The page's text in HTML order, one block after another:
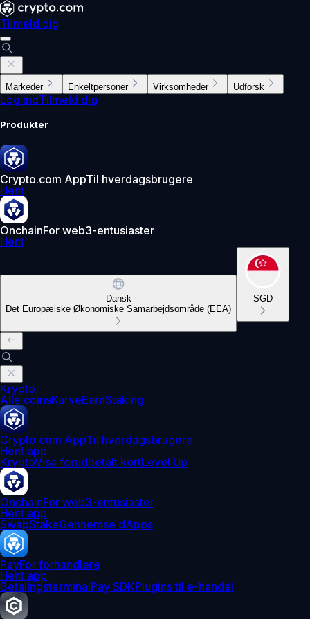
Tilmeld dig
Markeder Enkeltpersoner Virksomheder Udforsk
Log indTilmeld dig
Produkter
Crypto.com AppTil hverdagsbrugere
Hent
OnchainFor web3-entusiaster
Hent
Dansk
Det Europæiske Økonomiske Samarbejdsområde (EEA)
SGD
Krypto
Alle coinsKurveEarnStaking
Crypto.com AppTil hverdagsbrugere
Hent app
KryptoVisa forudbetalt kortLevel Up
OnchainFor web3-entusiaster
Hent app
SwapStakeGennemse dApps
PayFor forhandlere
Hent app
BetalingsterminalPay SDKPlugins til e-handel